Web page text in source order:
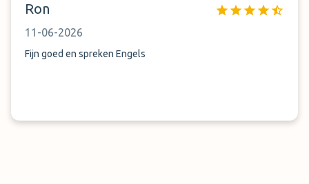
Ron
11-06-2026
Fijn goed en spreken Engels